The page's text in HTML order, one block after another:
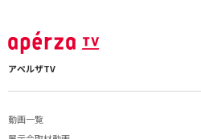
アペルザTV
動画一覧